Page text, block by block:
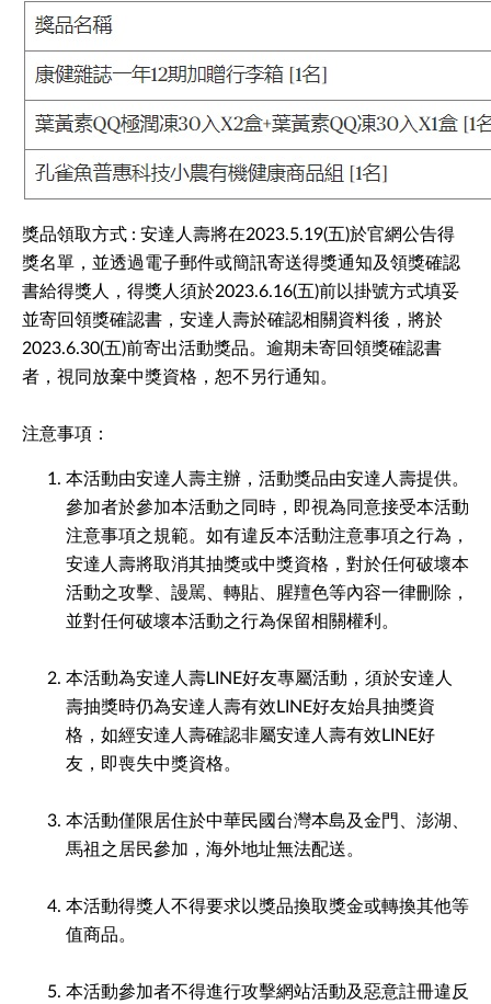
獎品領取方式 : 安達人壽將在2023.5.19(五)於官網公告得
獎名單，並透過電子郵件或簡訊寄送得獎通知及領獎確認
書給得獎人，得獎人須於2023.6.16(五)前以掛號方式填妥
並寄回領獎確認書，安達人壽於確認相關資料後，將於
2023.6.30(五)前寄出活動獎品。逾期未寄回領獎確認書
者，視同放棄中獎資格，恕不另行通知。
注意事項：
本活動由安達人壽主辦，活動獎品由安達人壽提供。
參加者於參加本活動之同時，即視為同意接受本活動
注意事項之規範。如有違反本活動注意事項之行為，
安達人壽將取消其抽獎或中獎資格，對於任何破壞本
活動之攻擊、謾駡、轉貼、腥羶色等內容一律刪除，
並對任何破壞本活動之行為保留相關權利。
本活動為安達人壽LINE好友專屬活動，須於安達人
壽抽獎時仍為安達人壽有效LINE好友始具抽獎資
格，如經安達人壽確認非屬安達人壽有效LINE好
友，即喪失中獎資格。
本活動僅限居住於中華民國台灣本島及金門、澎湖、
馬祖之居民參加，海外地址無法配送。
本活動得獎人不得要求以獎品換取獎金或轉換其他等
值商品。
本活動參加者不得進行攻擊網站活動及惡意註冊違反